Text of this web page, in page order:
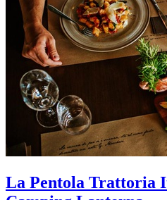
La Pentola Trattoria